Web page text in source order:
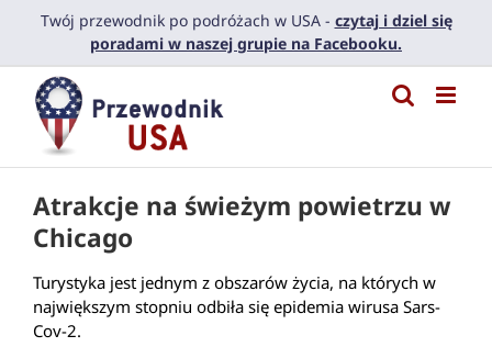
PrzejdźTwój przewodnik po podróżach w USA - czytaj i dziel się
poradami w naszej grupie na Facebooku.
Atrakcje na świeżym powietrzu w
Chicago
Turystyka jest jednym z obszarów życia, na których w
największym stopniu odbiła się epidemia wirusa Sars-
Cov-2.